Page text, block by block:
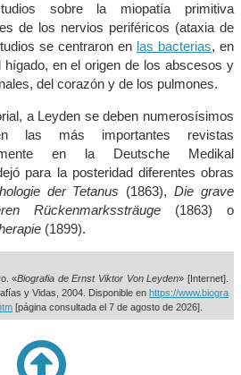
sobre la miopatía primitiva
de los nervios periféricos (ataxia de
se centraron en las bacterias, en
hígado, en el origen de los abscesos y
del corazón y de los pulmones.
a Leyden se deben numerosísimos
las más importantes revistas
en la Deutsche Medikal
para la posteridad diferentes obras
der Tetanus (1863),Die grave
Rückenmarkssträuge (1863) o
(1899).
«Biografia de Ernst Viktor Von Leyden» [Internet].
y Vidas, 2004. Disponible en https://www.biogra
[página consultada el 7 de agosto de 2026].